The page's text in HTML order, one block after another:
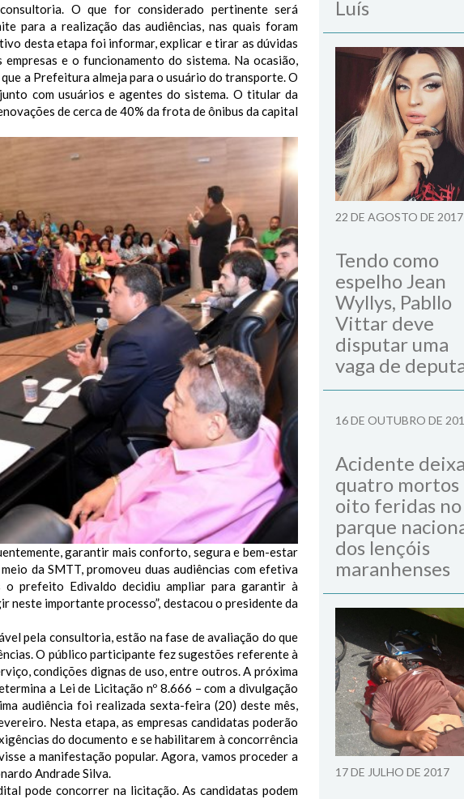
O que for considerado pertinente será
para a realização das audiências, nas quais foram
desta etapa foi informar, explicar e tirar as dúvidas
e o funcionamento do sistema. Na ocasião,
a Prefeitura almeja para o usuário do transporte. O
com usuários e agentes do sistema. O titular da
de cerca de 40% da frota de ônibus da capital
garantir mais conforto, segura e bem-estar
da SMTT, promoveu duas audiências com efetiva
o prefeito Edivaldo decidiu ampliar para garantir à
neste importante processo”, destacou o presidente da
pela consultoria, estão na fase de avaliação do que
O público participante fez sugestões referente à
condições dignas de uso, entre outros. A próxima
a Lei de Licitação nº 8.666 – com a divulgação
audiência foi realizada sexta-feira (20) deste mês,
Nesta etapa, as empresas candidatas poderão
do documento e se habilitarem à concorrência
a manifestação popular. Agora, vamos proceder a
Andrade Silva.
pode concorrer na licitação. As candidatas podem
Luís
22 DE AGOSTO DE 2017
Tendo como
espelho Jean
Wyllys, Pabllo
Vittar deve
disputar uma
vaga de
16 DE OUTUBRO DE
Acidente
quatro mortos
oito feridas no
parque
dos lençóis
maranhenses
17 DE JULHO DE 2017